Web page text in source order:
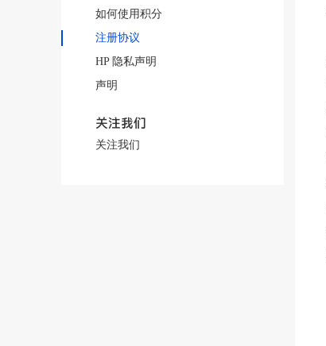
如何使用积分
注册协议
HP 隐私声明
声明
关注我们
关注我们